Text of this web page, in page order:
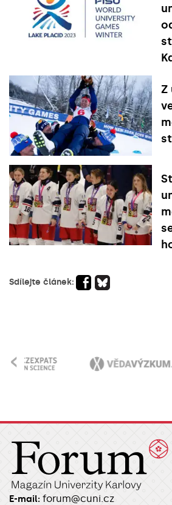
Z
Sdílejte článek:
‹
E-mail: forum@cuni.cz